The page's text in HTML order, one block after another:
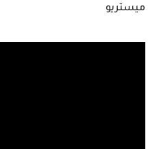
ميستريو